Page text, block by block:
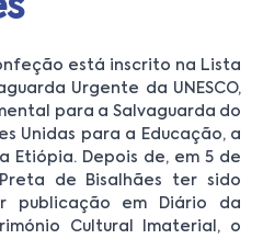
está inscrito na Lista
Urgente da UNESCO,
para a Salvaguarda do
Unidas para a Educação, a
Etiópia. Depois de, em 5 de
de Bisalhães ter sido
publicação em Diário da
Cultural Imaterial, o